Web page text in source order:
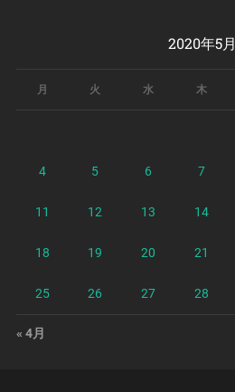
2020年5月
月 火 水 木
4 5 6 7
11 12 13 14
18 19 20 21
25 26 27 28
« 4月